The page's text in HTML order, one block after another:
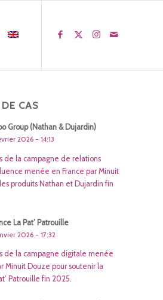
CAS
Group (Nathan & Dujardin)
2026 - 14:13
de la campagne de relations
menée en France par Minuit
produits Nathan et Dujardin fin
La Pat’ Patrouille
2026 - 17:32
de la campagne digitale menée
Minuit Douze pour soutenir la
Patrouille fin 2025.